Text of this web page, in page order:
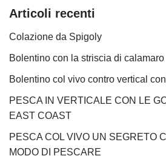
Articoli recenti
Colazione da Spigoly
Bolentino con la striscia di calamaro
Bolentino col vivo contro vertical
PESCA IN VERTICALE CON LE
EAST COAST
PESCA COL VIVO UN SEGRETO
MODO DI PESCARE